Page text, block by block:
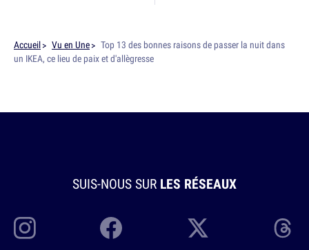
Accueil Vu en Une
Top 13 des bonnes raisons de passer la nuit dans
un IKEA, ce lieu de paix et d'allègresse
SUIS-NOUS SUR LES RÉSEAUX